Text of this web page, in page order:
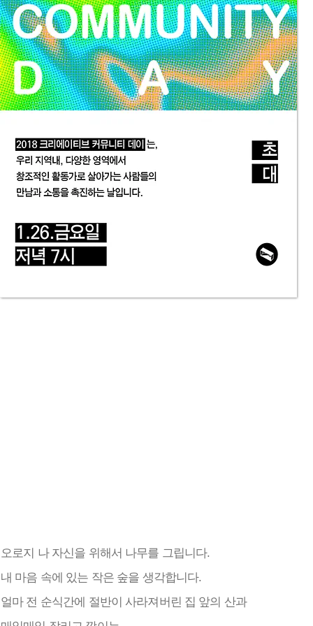
오로지 나 자신을 위해서 나무를 그립니다.
내 마음 속에 있는 작은 숲을 생각합니다.
얼마 전 순식간에 절반이 사라져버린 집 앞의 산과